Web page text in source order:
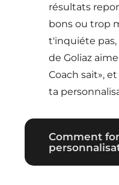
résultats
bons ou trop
t'inquiéte
de Goliaz
Coach sait»,
ta
Comment